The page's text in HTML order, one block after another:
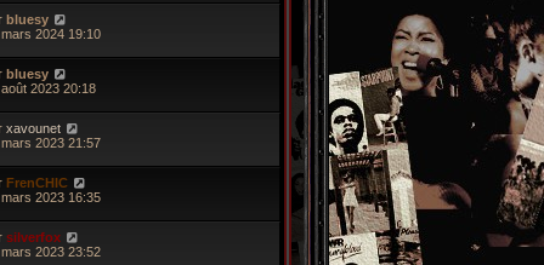
bluesy
2024 19:10
bluesy
2023 20:18
xavounet
mars 2023 21:57
FrenCHIC
mars 2023 16:35
silverfox
2023 23:52